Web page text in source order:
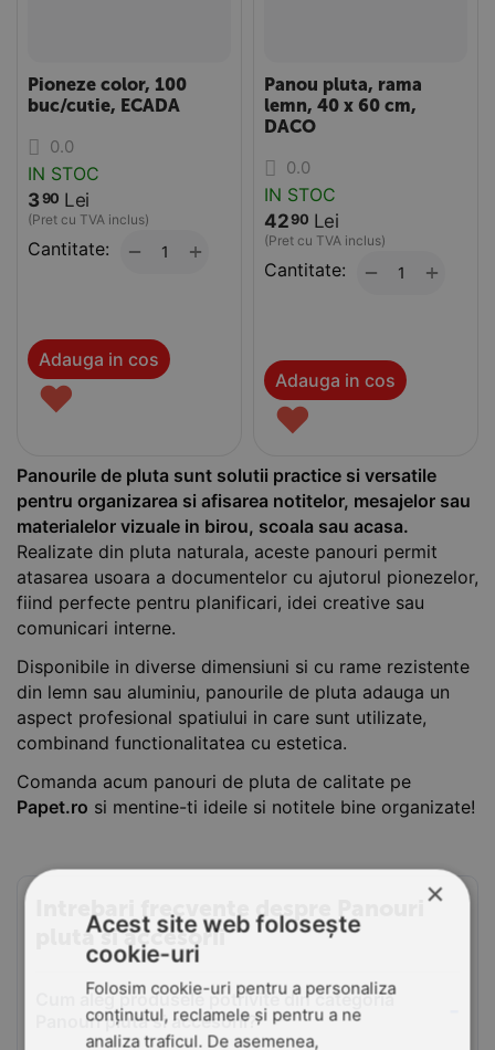
Panourile de pluta sunt solutii practice si versatile
pentru organizarea si afisarea notitelor, mesajelor sau
materialelor vizuale in birou, scoala sau acasa.
Realizate din pluta naturala, aceste panouri permit
atasarea usoara a documentelor cu ajutorul pionezelor,
fiind perfecte pentru planificari, idei creative sau
comunicari interne.
Disponibile in diverse dimensiuni si cu rame rezistente
din lemn sau aluminiu, panourile de pluta adauga un
aspect profesional spatiului in care sunt utilizate,
combinand functionalitatea cu estetica.
Comanda acum panouri de pluta de calitate pe
Papet.ro si mentine-ti ideile si notitele bine organizate!
Pioneze color, 100
buc/cutie, ECADA
0.0
IN STOC
390 Lei
(Pret cu TVA inclus)
Cantitate: +
−
Adauga in cos
♥
Panou pluta, rama
lemn, 40 x 60 cm,
DACO
0.0
IN STOC
4290 Lei
(Pret cu TVA inclus)
Cantitate: +
−
Adauga in cos
♥
Intrebari frecvente despre Panouri
pluta si accesorii
Cum aleg produsele potrivite din categoria
Panouri pluta si accesorii?
×
Acest site web folosește
cookie-uri
Folosim cookie-uri pentru a personaliza
conținutul, reclamele și pentru a ne
analiza traficul. De asemenea,